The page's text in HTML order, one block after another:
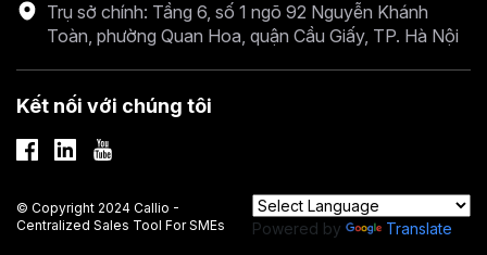
Trụ sở chính: Tầng 6, số 1 ngõ 92 Nguyễn Khánh
Toàn, phường Quan Hoa, quận Cầu Giấy, TP. Hà Nội
Kết nối với chúng tôi
© Copyright 2024 Callio -
Centralized Sales Tool For SMEs
Powered by Translate